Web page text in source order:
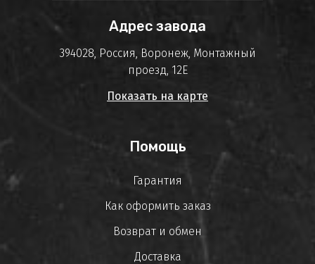
Адрес завода
394028, Россия, Воронеж, Монтажный
проезд, 12Е
Показать на карте
Помощь
Гарантия
Как оформить заказ
Возврат и обмен
Доставка